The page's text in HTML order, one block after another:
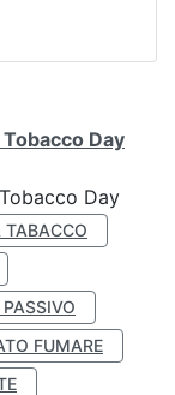
Day
Day
TABACCO
FUMARE